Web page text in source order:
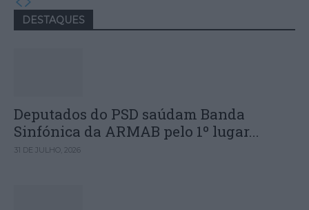
DESTAQUES
Deputados do PSD saúdam Banda
Sinfónica da ARMAB pelo 1º lugar...
31 DE JULHO, 2026